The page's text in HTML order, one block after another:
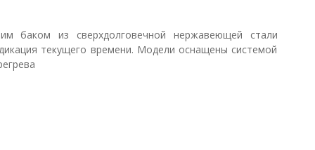
баком из сверхдолговечной нержавеющей стали
текущего времени. Модели оснащены системой